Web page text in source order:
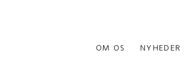
OM OS NYHEDER